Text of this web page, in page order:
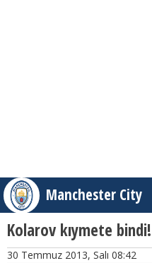
Manchester City
Kolarov kıymete bindi!
30 Temmuz 2013, Salı 08:42